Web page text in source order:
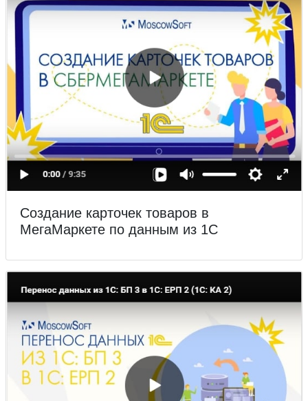
Создание карточек товаров в
МегаМаркете по данным из 1С